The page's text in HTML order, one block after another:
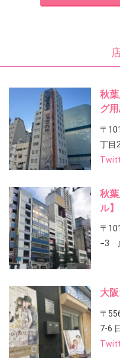
秋
グ
〒
丁目
秋
ル】
〒
−3
大
〒
7-6